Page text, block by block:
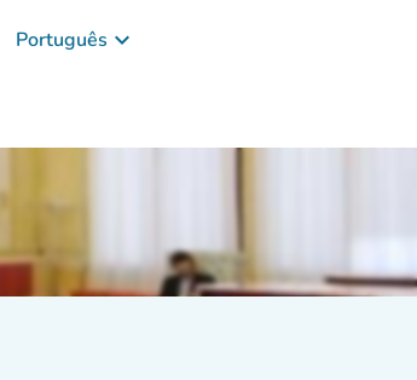
Português keyboard_arrow_down